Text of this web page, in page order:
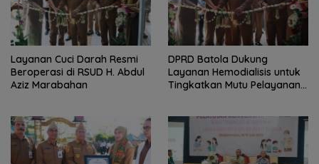
Layanan Cuci Darah Resmi
Beroperasi di RSUD H. Abdul
Aziz Marabahan
DPRD Batola Dukung
Layanan Hemodialisis untuk
Tingkatkan Mutu Pelayanan